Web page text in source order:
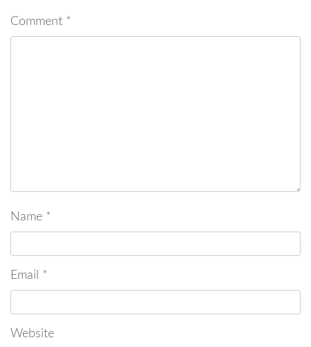
Comment *
Name *
Email *
Website